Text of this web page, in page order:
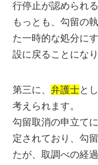
行停止が認められ
もっとも、勾留の
た一時的な処分に
設に戻ることになり
第三に、弁護士と
考えられます。
勾留取消の申立て
定されており、勾
たが、取調べの経